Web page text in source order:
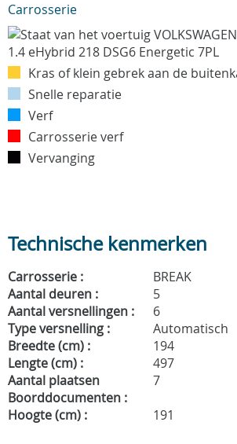
Carrosserie
Kras of klein gebrek aan de
Snelle reparatie
Verf
Carrosserie verf
Vervanging
Technische kenmerken
Carrosserie :
BREAK
Aantal deuren :
5
Aantal versnellingen :
6
Type versnelling :
Automatisch
Breedte (cm) :
194
Lengte (cm) :
497
Aantal plaatsen
Boorddocumenten :
7
Hoogte (cm) :
191